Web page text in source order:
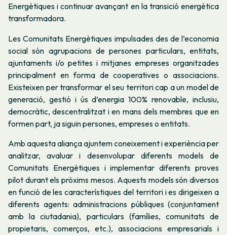
Energètiquesi continuar avançant en la transició energètica
transformadora.
Les Comunitats Energètiques impulsades des de l’economia
social són agrupacions de persones particulars, entitats,
ajuntaments i/o petites i mitjanes empreses organitzades
principalment en forma de cooperatives o associacions.
Existeixen per transformar el seu territori cap a un model de
generació, gestió i ús d’energia 100% renovable, inclusiu,
democràtic, descentralitzat i en mans dels membres que en
formen part, ja siguin persones, empreses o entitats.
Amb aquesta aliança ajuntem coneixement i experiència per
analitzar, avaluar i desenvolupar diferents models de
Comunitats Energètiques i implementar diferents proves
pilot durant els pròxims mesos. Aquests models són diversos
en funció de les característiques del territori i es dirigeixen a
diferents agents: administracions públiques (conjuntament
amb la ciutadania), particulars (famílies, comunitats de
propietaris, comerços, etc.), associacions empresarials i